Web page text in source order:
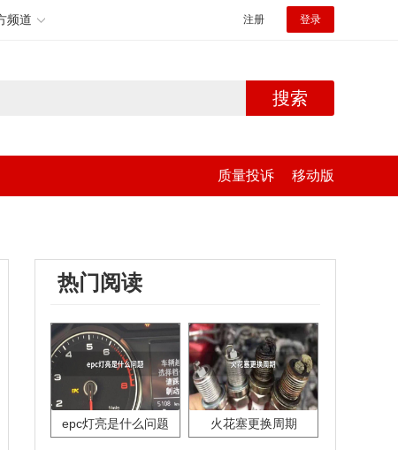
频道 注册 登录
搜索
质量投诉 移动版
热门阅读
epc灯亮是什么问题 火花塞更换周期